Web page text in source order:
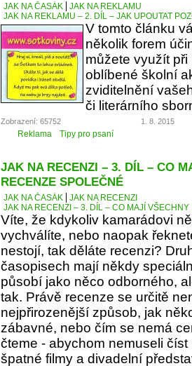
JAK NA ČASÁK
JAK NA REKLAMU
JAK NA REKLAMU – 2. DÍL – JAK UPOUTAT
V tomto článku
několik forem
můžete využít
oblíbené školní
zviditelnění
či literárního
Zobrazení: 65752 1. 8. 2015
Reklama Tipy pro psaní
JAK NA RECENZI – 3. DÍL – CO
RECENZE SPOLEČNÉ
JAK NA ČASÁK
JAK NA RECENZI
JAK NA RECENZI – 3. DÍL – CO MAJÍ
Víte, že kdykoliv kamarádovi
vychválíte, nebo naopak
nestojí, tak děláte recenzi?
časopisech mají někdy
působí jako něco odborného,
tak. Právě recenze se určitě
nejpřirozenější způsob, jak
zábavné, nebo čím se nemá
čteme - abychom nemuseli
špatné filmy a divadelní